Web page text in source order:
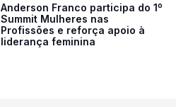
Anderson Franco participa do 1º
Summit Mulheres nas
Profissões e reforça apoio à
liderança feminina